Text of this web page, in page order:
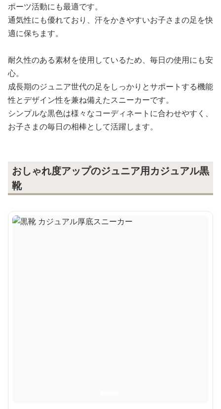
ポーツ活動にも最適です。
通気性にも優れており、汗をかきやすいお子さまの足を快
適に保ちます。
耐久性のある素材を使用しているため、毎日の使用にも安
心。
成長期のジュニア世代の足をしっかりとサポートする機能
性とデザイン性を兼ね備えたスニーカーです。
シンプルな黒色は様々なコーディネートに合わせやすく、
お子さまの毎日の相棒として活躍します。
おしゃれ度アップのジュニア用カジュアル黒
靴